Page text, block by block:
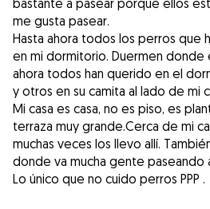
bastante a pasear porque ellos
me gusta pasear.
Hasta ahora todos los perros que
en mi dormitorio. Duermen donde
ahora todos han querido en el
y otros en su camita al lado de mi
Mi casa es casa, no es piso, es
terraza muy grande.Cerca de mi
muchas veces los llevo allí.
donde va mucha gente paseando
Lo único que no cuido perros PPP .